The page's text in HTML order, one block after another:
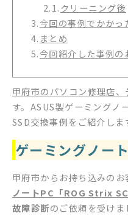
2.1.クリーニング後
3.今回の事例でかかっ
4. まとめ
5.今回紹介した事例の
甲府市のパソコン修理店、
す。ASUS製ゲーミングノ
SSD交換事例をご紹介しま
ゲーミングノー
甲府市からお持ち込みのお
ノートPC「ROG Strix
故障診断のご依頼を受け